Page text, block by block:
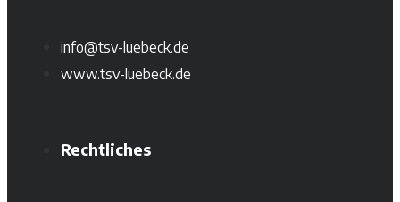
info@tsv-luebeck.de
www.tsv-luebeck.de
Rechtliches